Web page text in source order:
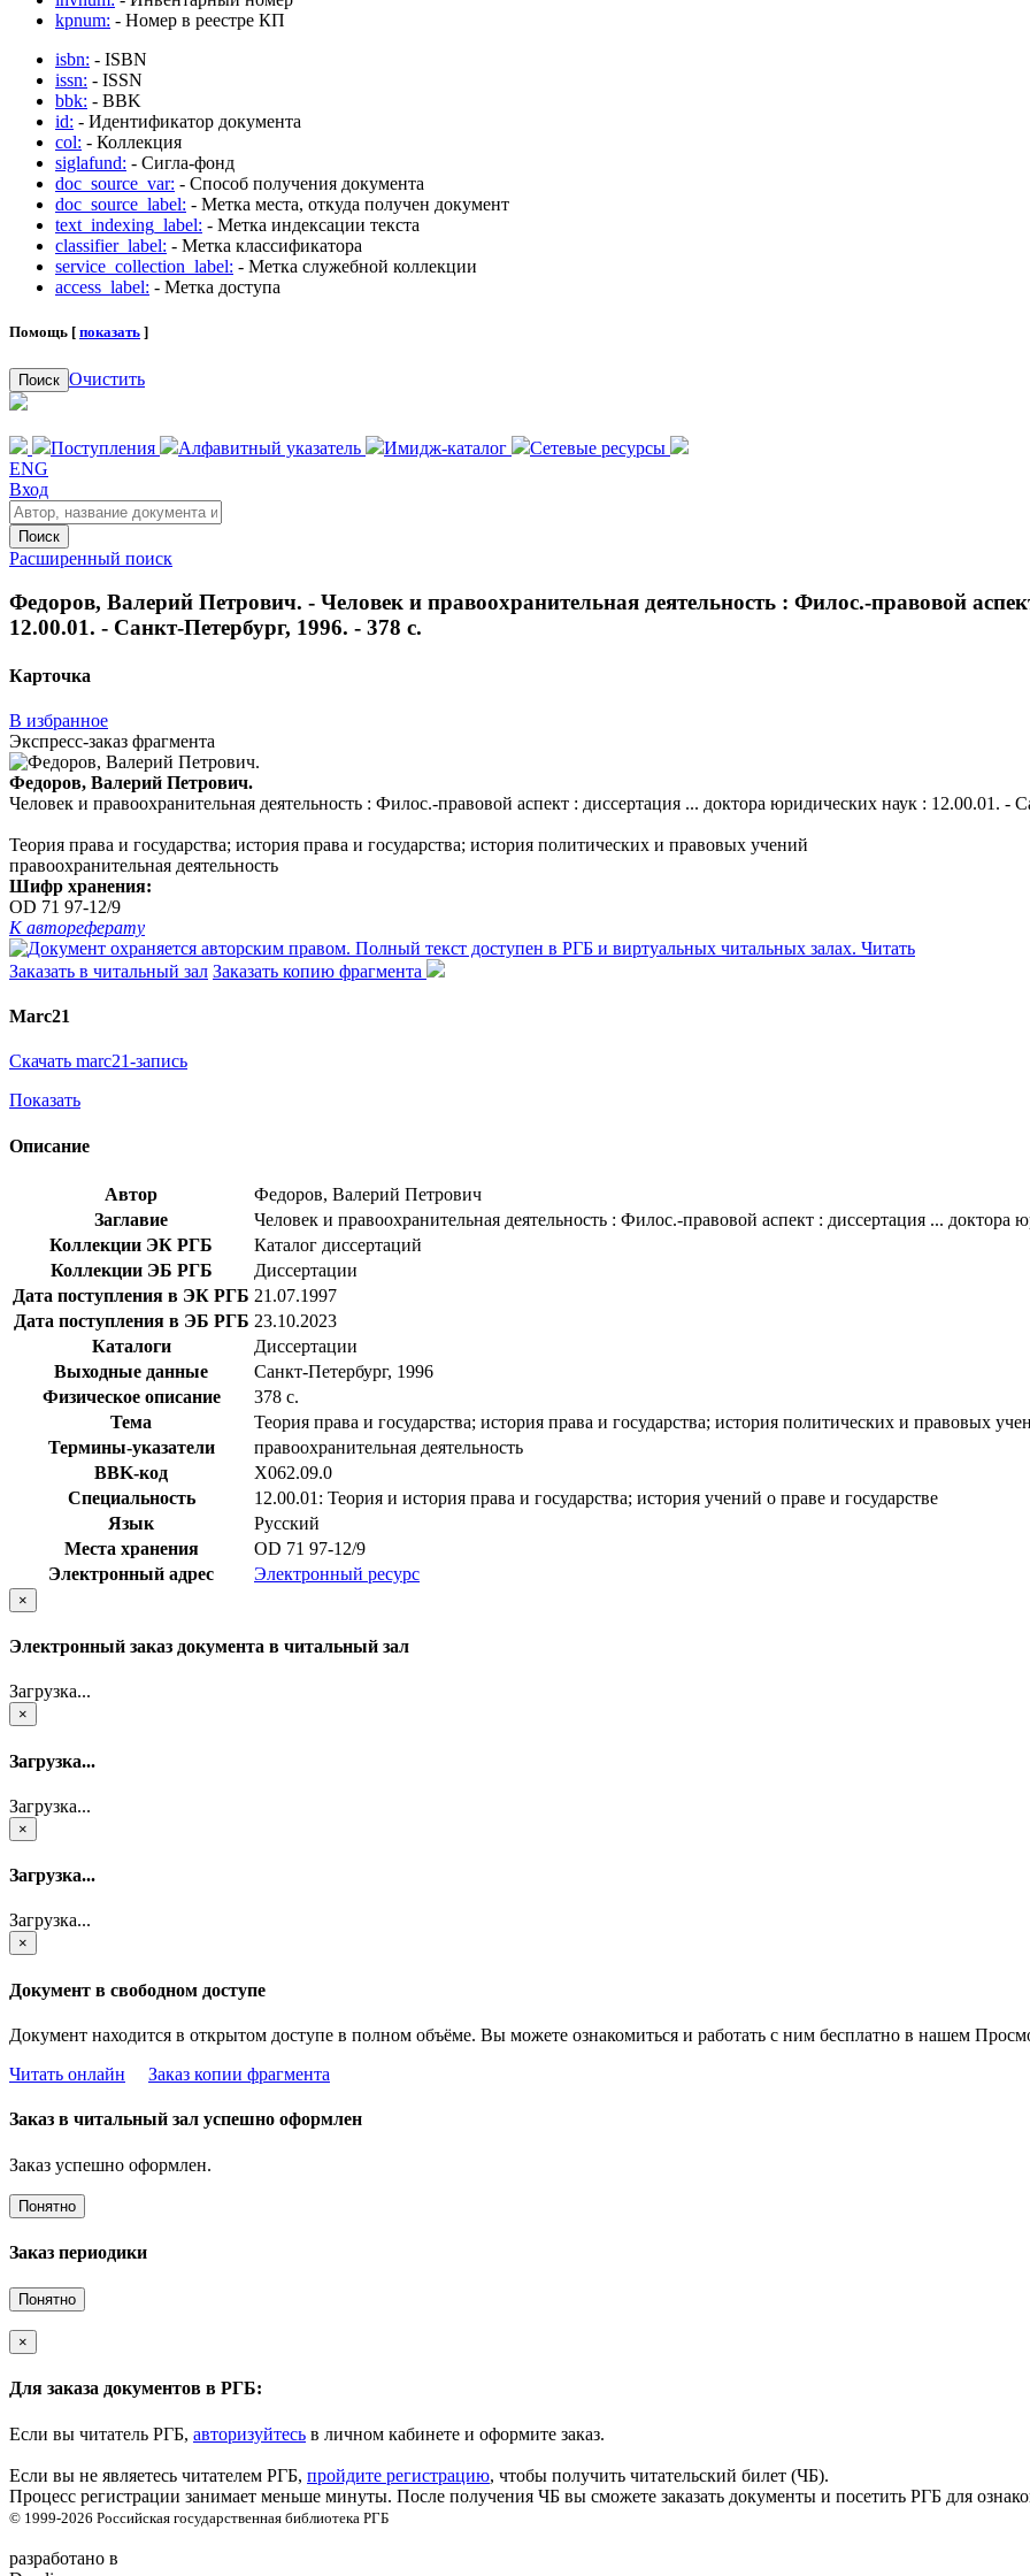
kpnum: - Номер в реестре КП
isbn: - ISBN
issn: - ISSN
bbk: - BBK
id: - Идентификатор документа
col: - Коллекция
siglafund: - Сигла-фонд
doc_source_var: - Способ получения документа
doc_source_label: - Метка места, откуда получен документ
text_indexing_label: - Метка индексации текста
classifier_label: - Метка классификатора
service_collection_label: - Метка служебной коллекции
access_label: - Метка доступа
Помощь [ показать ]
Поиск Очистить
Поступления Алфавитный указатель Имидж-каталог
Сетевые ресурсы
ENG
Вход
Поиск
Расширенный поиск
Федоров, Валерий Петрович. - Человек и правоохранительная деятельность : Филос.-правовой
12.00.01. - Санкт-Петербург, 1996. - 378 с.
Карточка
В избранное
Экспресс-заказ фрагмента
Федоров, Валерий Петрович.
Человек и правоохранительная деятельность : Филос.-правовой аспект : диссертация ... доктора юридических наук : 12.00.01. -
Теория права и государства; история права и государства; история политических и правовых учений
правоохранительная деятельность
Шифр хранения:
OD 71 97-12/9
К автореферату
Читать
Заказать в читальный зал Заказать копию фрагмента
Marc21
Скачать marc21-запись
Показать
Описание
Автор
Федоров, Валерий Петрович
Заглавие
Человек и правоохранительная деятельность : Филос.-правовой аспект : диссертация ... доктора
Коллекции ЭК РГБ
Каталог диссертаций
Коллекции ЭБ РГБ
Диссертации
Дата поступления в ЭК РГБ 21.07.1997
Дата поступления в ЭБ РГБ 23.10.2023
Каталоги
Диссертации
Выходные данные
Санкт-Петербург, 1996
Физическое описание
378 с.
Тема
Теория права и государства; история права и государства; история политических и правовых
Термины-указатели
правоохранительная деятельность
BBK-код
Х062.09.0
Специальность
12.00.01: Теория и история права и государства; история учений о праве и государстве
Язык
Русский
Места хранения
OD 71 97-12/9
Электронный адрес
Электронный ресурс
×
Электронный заказ документа в читальный зал
Загрузка...
×
Загрузка...
Загрузка...
×
Загрузка...
Загрузка...
×
Документ в свободном доступе
Документ находится в открытом доступе в полном объёме. Вы можете ознакомиться и работать с ним бесплатно в нашем
Читать онлайн
Заказ копии фрагмента
Заказ в читальный зал успешно оформлен
Заказ успешно оформлен.
Понятно
Заказ периодики
Понятно
×
Для заказа документов в РГБ:
Если вы читатель РГБ, авторизуйтесь в личном кабинете и оформите заказ.
Если вы не являетесь читателем РГБ, пройдите регистрацию, чтобы получить читательский билет (ЧБ).
Процесс регистрации занимает меньше минуты. После получения ЧБ вы сможете заказать документы и посетить РГБ для
© 1999-2026 Российская государственная библиотека РГБ
разработано в